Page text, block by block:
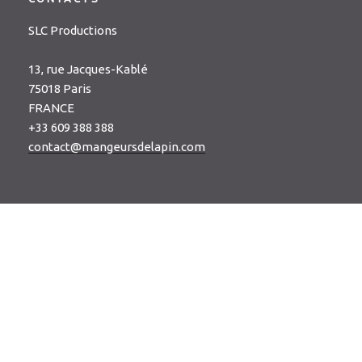
SLC Productions
13, rue Jacques-Kablé
75018 Paris
FRANCE
+33 609 388 388
contact@mangeursdelapin.com